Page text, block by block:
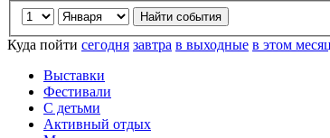
Куда пойти сегодня завтра в выходные в этом
Выставки
Фестивали
С детьми
Активный отдых